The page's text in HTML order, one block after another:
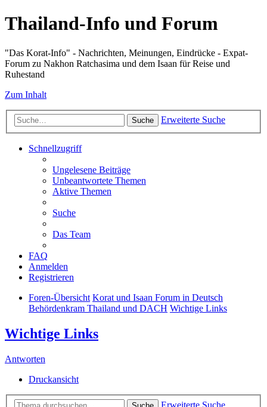
Thailand-Info und Forum
"Das Korat-Info" - Nachrichten, Meinungen, Eindrücke - Expat-
Forum zu Nakhon Ratchasima und dem Isaan für Reise und
Ruhestand
Zum Inhalt
Suche Erweiterte Suche
Schnellzugriff
Ungelesene Beiträge
Unbeantwortete Themen
Aktive Themen
Suche
Das Team
FAQ
Anmelden
Registrieren
Foren-Übersicht Korat und Isaan Forum in Deutsch
Behördenkram Thailand und DACH Wichtige Links
Wichtige Links
Antworten
Druckansicht
Erweiterte Suche